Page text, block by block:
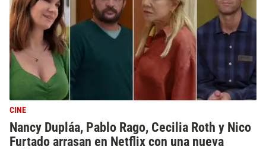
CINE
Nancy Dupláa, Pablo Rago, Cecilia Roth y Nico
Furtado arrasan en Netflix con una nueva